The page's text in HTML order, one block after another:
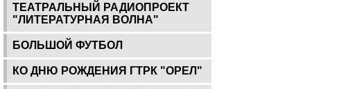
ТЕАТРАЛЬНЫЙ РАДИОПРОЕКТ
"ЛИТЕРАТУРНАЯ ВОЛНА"
БОЛЬШОЙ ФУТБОЛ
КО ДНЮ РОЖДЕНИЯ ГТРК "ОРЕЛ"